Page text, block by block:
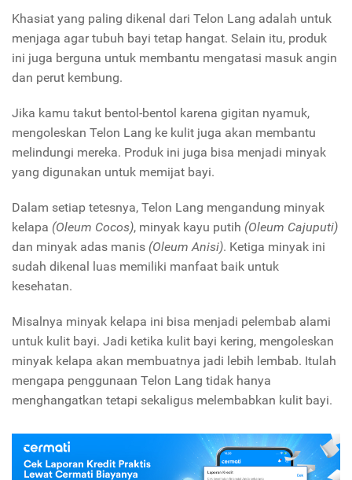
Khasiat yang paling dikenal dari Telon Lang adalah untuk
menjaga agar tubuh bayi tetap hangat. Selain itu, produk
ini juga berguna untuk membantu mengatasi masuk angin
dan perut kembung.
Jika kamu takut bentol-bentol karena gigitan nyamuk,
mengoleskan Telon Lang ke kulit juga akan membantu
melindungi mereka. Produk ini juga bisa menjadi minyak
yang digunakan untuk memijat bayi.
Dalam setiap tetesnya, Telon Lang mengandung minyak
kelapa (Oleum Cocos), minyak kayu putih (Oleum Cajuputi)
dan minyak adas manis (Oleum Anisi). Ketiga minyak ini
sudah dikenal luas memiliki manfaat baik untuk
kesehatan.
Misalnya minyak kelapa ini bisa menjadi pelembab alami
untuk kulit bayi. Jadi ketika kulit bayi kering, mengoleskan
minyak kelapa akan membuatnya jadi lebih lembab. Itulah
mengapa penggunaan Telon Lang tidak hanya
menghangatkan tetapi sekaligus melembabkan kulit bayi.